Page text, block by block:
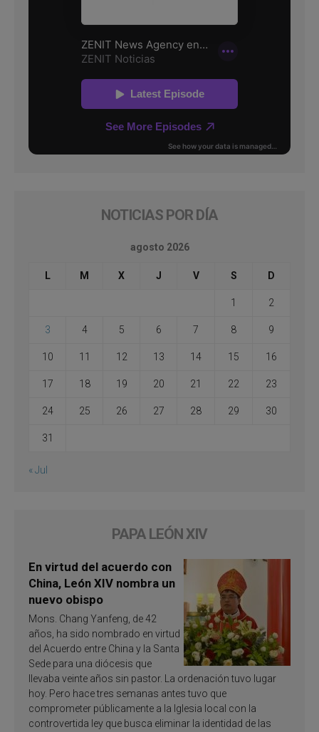
NOTICIAS POR DÍA
agosto 2026
L M X J V S D
1 2
3 4 5 6 7 8 9
10 11 12 13 14 15 16
17 18 19 20 21 22 23
24 25 26 27 28 29 30
31
« Jul
PAPA LEÓN XIV
En virtud del acuerdo con
China, León XIV nombra un
nuevo obispo
Mons. Chang Yanfeng, de 42
años, ha sido nombrado en virtud
del Acuerdo entre China y la Santa
Sede para una diócesis que
llevaba veinte años sin pastor. La ordenación tuvo lugar
hoy. Pero hace tres semanas antes tuvo que
comprometer públicamente a la Iglesia local con la
controvertida ley que busca eliminar la identidad de las